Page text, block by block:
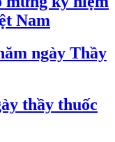
Nam
ngày Thầy
thầy thuốc